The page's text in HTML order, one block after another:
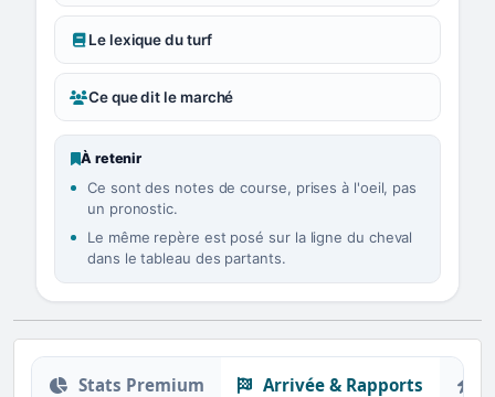
Le lexique du turf
Ce que dit le marché
À retenir
Ce sont des notes de course, prises à l'oeil, pas
un pronostic.
Le même repère est posé sur la ligne du cheval
dans le tableau des partants.
Stats Premium Arrivée & Rapports